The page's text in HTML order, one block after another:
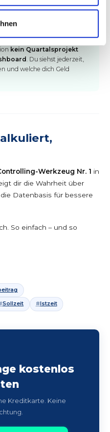
kein Quartalsprojekt
. Du siehst jederzeit,
und welche dich Geld
Werkzeug Nr. 1 in
dir die Wahrheit über
Datenbasis für bessere
So einfach – und so
Sollzeit Istzeit
kostenlos
Kreditkarte. Keine